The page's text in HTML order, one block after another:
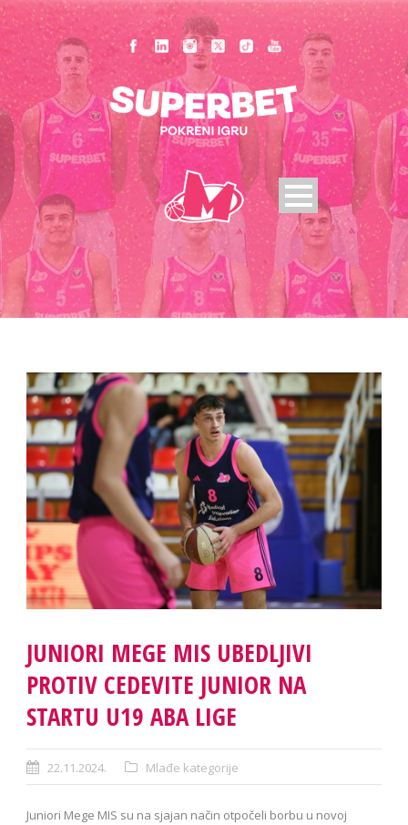
JUNIORI MEGE MIS UBEDLJIVI
PROTIV CEDEVITE JUNIOR NA
STARTU U19 ABA LIGE
22.11.2024. Mlađe kategorije
Juniori Mege MIS su na sjajan način otpočeli borbu u novoj